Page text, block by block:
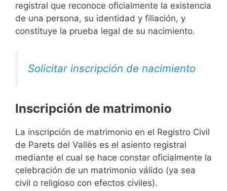
registral que reconoce oficialmente la existencia
de una persona, su identidad y filiación, y
constituye la prueba legal de su nacimiento.
Solicitar inscripción de nacimiento
Inscripción de matrimonio
La inscripción de matrimonio en el Registro Civil
de Parets del Vallès es el asiento registral
mediante el cual se hace constar oficialmente la
celebración de un matrimonio válido (ya sea
civil o religioso con efectos civiles).